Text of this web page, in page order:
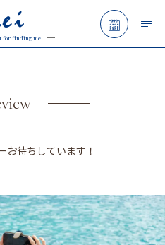
for finding me
予約フ
お待ちしています！